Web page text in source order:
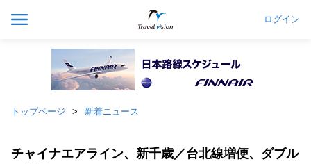
ログイン
トップページ 新着ニュース
チャイナエアライン、新千歳／台北線増便、ダブル